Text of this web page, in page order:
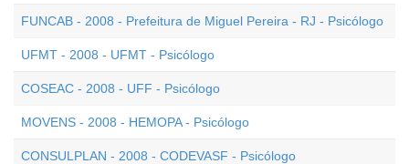
FUNCAB - 2008 - Prefeitura de Miguel Pereira - RJ - Psicólogo
UFMT - 2008 - UFMT - Psicólogo
COSEAC - 2008 - UFF - Psicólogo
MOVENS - 2008 - HEMOPA - Psicólogo
CONSULPLAN - 2008 - CODEVASF - Psicólogo